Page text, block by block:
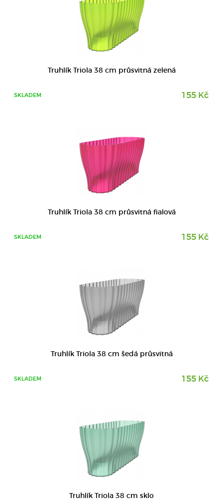
Truhlík Triola 38 cm průsvitná zelená
SKLADEM 155 Kč
Truhlík Triola 38 cm průsvitná fialová
SKLADEM 155 Kč
Truhlík Triola 38 cm šedá průsvitná
SKLADEM 155 Kč
Truhlík Triola 38 cm sklo